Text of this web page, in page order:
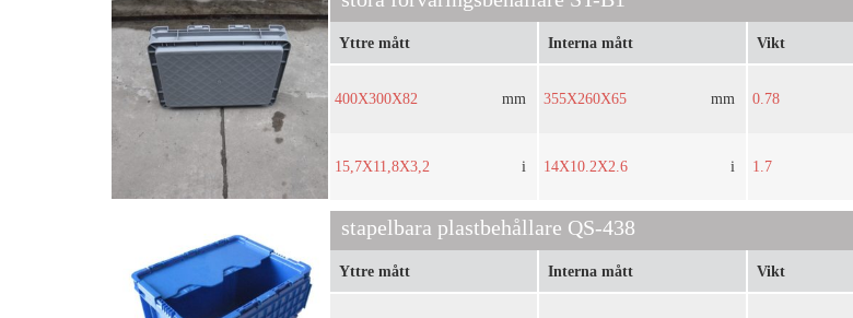
Yttre mått
400X300X82 mm
15,7X11,8X3,2 i
Interna mått
355X260X65 mm
14X10.2X2.6 i
Vikt
0.78
1.7
stapelbara plastbehållare QS-438
Yttre mått Interna mått Vikt